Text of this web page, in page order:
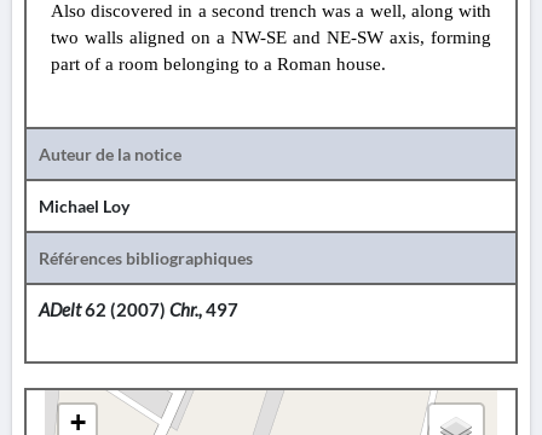
Also discovered in a second trench was a well, along with
two walls aligned on a NW-SE and NE-SW axis, forming
part of a room belonging to a Roman house.
Auteur de la notice
Michael Loy
Références bibliographiques
ADelt62 (2007) Chr.,497
+